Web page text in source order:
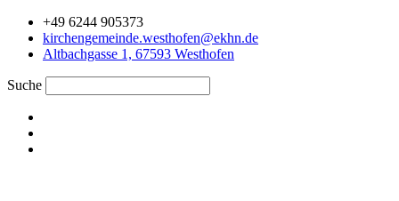
Zum
Inhalt
springen
+49 6244 905373
kirchengemeinde.westhofen@ekhn.de
Altbachgasse 1, 67593 Westhofen
Suche